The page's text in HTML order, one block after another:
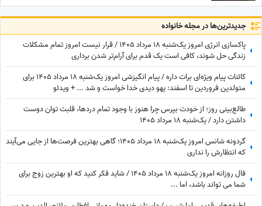
جدید‌ترین‌ها در مجله خانواده
پاکسازی انرژی امروز یک‌شنبه 18 مرداد 1405 / قرار نیست امروز تمام مشکلات
زندگی حل شوند، کافی است یک قدم برای آرام‌تر شدن برداری
کائنات پیام ویژه‌ای برات داره / پیام انگیزشی امروز یک‌شنبه 18 مرداد 1405 برای
متولدین فروردین تا اسفند: یهو دیدی خدا خواست و شد ... + ویدئو
طالع‌بینی روز؛ از خودت بپرس چرا هنوز با وجود تمام دردها، قلبت توان دوست
داشتن دارد / یک‌شنبه 18 مرداد 1405
گردونه شانس امروز یک‌شنبه 18 مرداد 1405؛ گاهی بهترین فرصت‌ها از جایی می‌آیند
که انتظارش را نداری
فال روزانه امروز یک‌شنبه 18 مرداد 1405 / شاید فکر کنید که او بهترین زوج برای
شما می تواند باشد، اما ...